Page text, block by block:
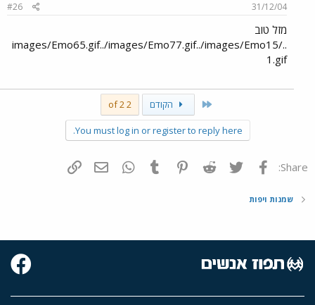
31/12/04
#26
מזל טוב
../images/Emo65.gif../images/Emo77.gif../images/Emo15
1.gif
First הקודם 2 of 2
You must log in or register to reply here.
Share: פייסבוק Twitter
Reddit
Pinterest
Tumblr
WhatsAppדואר אלקטרוני
שמנות ויפות